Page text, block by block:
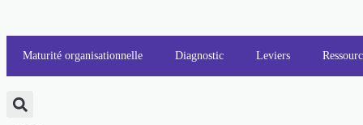
Maturité organisationnelle Diagnostic Leviers